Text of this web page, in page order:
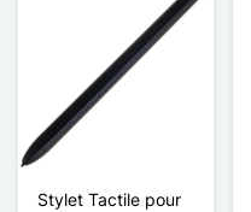
Stylet Tactile pour